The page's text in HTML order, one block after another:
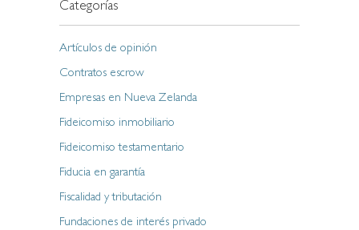
Categorías
Artículos de opinión
Contratos escrow
Empresas en Nueva Zelanda
Fideicomiso inmobiliario
Fideicomiso testamentario
Fiducia en garantía
Fiscalidad y tributación
Fundaciones de interés privado